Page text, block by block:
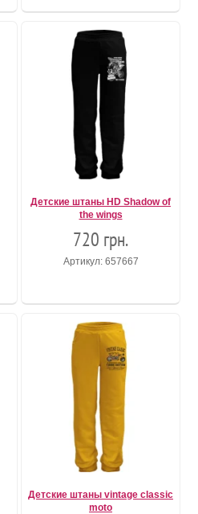
Детские штаны HD Shadow of
the wings
720 грн.
Артикул: 657667
Детские штаны vintage classic
moto